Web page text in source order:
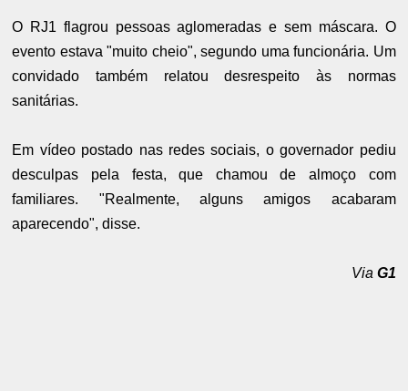
O RJ1 flagrou pessoas aglomeradas e sem máscara. O
evento estava "muito cheio", segundo uma funcionária. Um
convidado também relatou desrespeito às normas
sanitárias.
Em vídeo postado nas redes sociais, o governador pediu
desculpas pela festa, que chamou de almoço com
familiares. "Realmente, alguns amigos acabaram
aparecendo", disse.
Via G1